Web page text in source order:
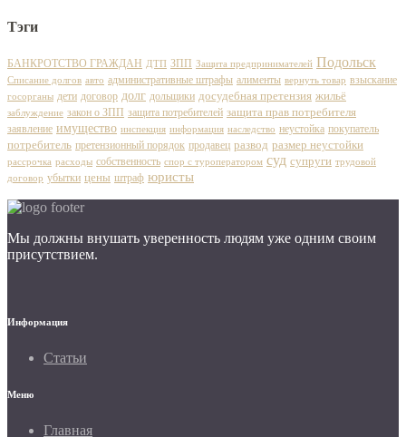
Тэги
БАНКРОТСТВО ГРАЖДАН ДТП ЗПП Защита предпринимателей Подольск
Списание долгов авто административные штрафы алименты вернуть товар взыскание
госорганы дети договор долг дольщики досудебная претензия жильё
заблуждение закон о ЗПП защита потребителей защита прав потребителя
заявление имущество инспекция информация наследство неустойка покупатель
потребитель претензионный порядок продавец развод размер неустойки
рассрочка расходы собственность спор с туроператором суд супруги трудовой
договор убытки цены штраф юристы
Мы должны внушать уверенность людям уже одним своим
присутствием.
Информация
Статьи
Меню
Главная